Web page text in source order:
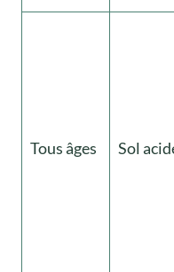
Tous âges Sol